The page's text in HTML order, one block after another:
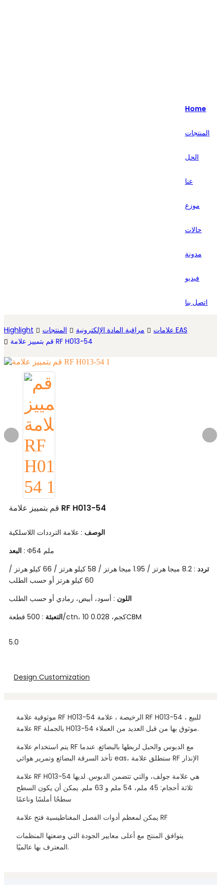
Home
المنتجات
الحل
عنا
موزع
حالات
مدونة
فيديو
اتصل بنا
Highlight المنتجات مراقبة المادة الإلكترونية
علامات EAS
قم بتمييز علامة RF H013-54
قم بتمييز علامة RF H013-54
الوصف : علامة الترددات اللاسلكية
: Ф54 ملم
تردد
: 8.2 ميجا هرتز / 1.95 ميجا هرتز / 58 كيلو هرتز / 66 كيلو هرتز /
اللون : أسود، أبيض، رمادي أو حسب الطلب
التعبئة
: 500 قطعة/ctn، 10 كجم، 0.028CBM
5.0
Design Customization
موثوقية علامة RF H013-54 الرخيصة ، علامة RF H013-54 للبيع ،
علامة RF بالجملة H013-54 موثوق بها من قبل العديد من العملاء.
يتم استخدام علامة RF مع الدبوس والحبل لربطها بالبضائع. عندما
علامة RF H013-54 هي علامة جولف، والتي تتضمن الدبوس. لديها
ثلاثة أحجام: 45 ملم، 54 ملم و 63 ملم. يمكن أن يكون السطح
يمكن لمعظم أدوات الفصل المغناطيسية فتح علامة RF
يتوافق المنتج مع أعلى معايير الجودة التي وضعتها المنظمات
المعترف بها عالميًا.